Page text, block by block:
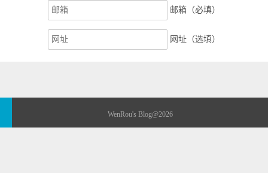
邮箱（必填）
网址（选填）
WenRou's Blog@2026